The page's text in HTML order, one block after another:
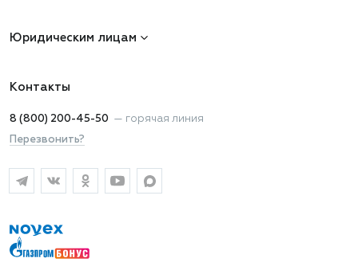
Юридическим лицам
Контакты
8 (800) 200-45-50 — горячая линия
Перезвонить?